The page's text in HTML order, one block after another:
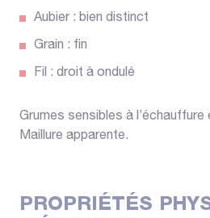
Aubier : bien distinct
Grain : fin
Fil : droit à ondulé
Grumes sensibles à l’échauffure
Maillure apparente.
PROPRIÉTÉS